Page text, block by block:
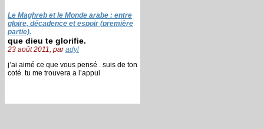
Le Maghreb et le Monde arabe : entre
gloire, décadence et espoir (première
partie).
que dieu te glorifie.
23 août 2011, paradyl
j’ai aimé ce que vous pensé . suis de ton
coté. tu me trouvera a l’appui